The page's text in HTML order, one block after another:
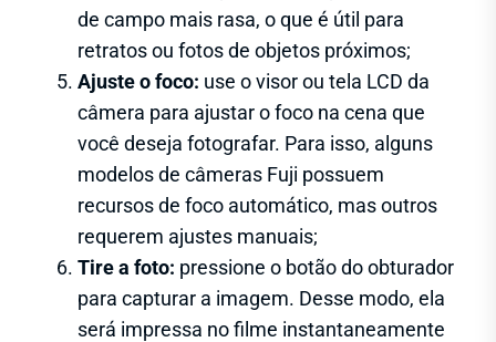
de campo mais rasa, o que é útil para
retratos ou fotos de objetos próximos;
Ajuste o foco: use o visor ou tela LCD da
câmera para ajustar o foco na cena que
você deseja fotografar. Para isso, alguns
modelos de câmeras Fuji possuem
recursos de foco automático, mas outros
requerem ajustes manuais;
Tire a foto: pressione o botão do obturador
para capturar a imagem. Desse modo, ela
será impressa no filme instantaneamente